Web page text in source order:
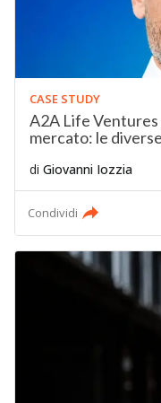
CASE STUDY
A2A Life Ventures
mercato: le
di Giovanni Iozzia
Condividi